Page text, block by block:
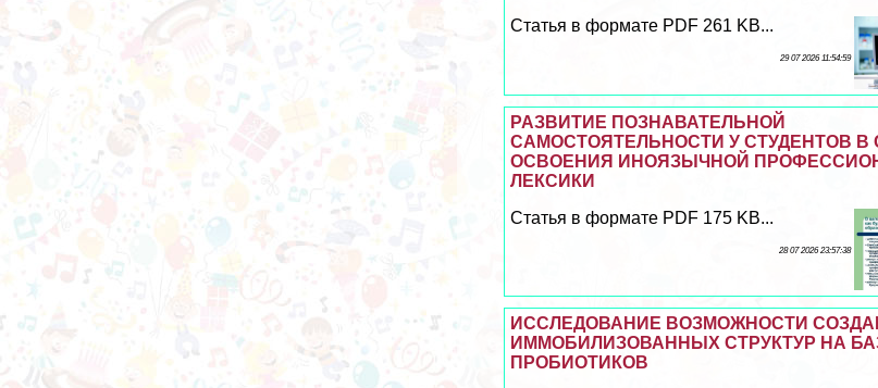
Статья в формате PDF 261 KB...
29 07 2026 11:54:59
РАЗВИТИЕ ПОЗНАВАТЕЛЬНОЙ
САМОСТОЯТЕЛЬНОСТИ У СТУДЕНТОВ В
ОСВОЕНИЯ ИНОЯЗЫЧНОЙ
ЛЕКСИКИ
Статья в формате PDF 175 KB...
28 07 2026 23:57:38
ИССЛЕДОВАНИЕ ВОЗМОЖНОСТИ
ИММОБИЛИЗОВАННЫХ СТРУКТУР НА
ПРОБИОТИКОВ